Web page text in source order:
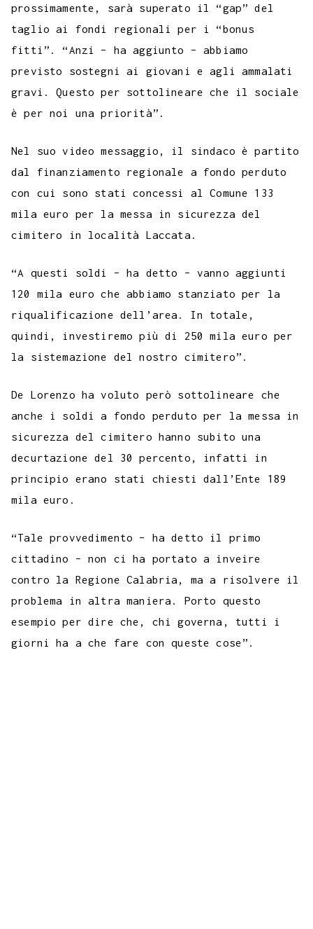
prossimamente, sarà superato il “gap” del
taglio ai fondi regionali per i “bonus
fitti”. “Anzi – ha aggiunto – abbiamo
previsto sostegni ai giovani e agli ammalati
gravi. Questo per sottolineare che il sociale
è per noi una priorità”.
Nel suo video messaggio, il sindaco è partito
dal finanziamento regionale a fondo perduto
con cui sono stati concessi al Comune 133
mila euro per la messa in sicurezza del
cimitero in località Laccata.
“A questi soldi – ha detto – vanno aggiunti
120 mila euro che abbiamo stanziato per la
riqualificazione dell’area. In totale,
quindi, investiremo più di 250 mila euro per
la sistemazione del nostro cimitero”.
De Lorenzo ha voluto però sottolineare che
anche i soldi a fondo perduto per la messa in
sicurezza del cimitero hanno subito una
decurtazione del 30 percento, infatti in
principio erano stati chiesti dall’Ente 189
mila euro.
“Tale provvedimento – ha detto il primo
cittadino – non ci ha portato a inveire
contro la Regione Calabria, ma a risolvere il
problema in altra maniera. Porto questo
esempio per dire che, chi governa, tutti i
giorni ha a che fare con queste cose”.